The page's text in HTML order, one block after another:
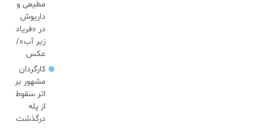
مطیعی و
داریوش
در «فریاد
زیر آب»/
عکس
کارگردان
مشهور بر
اثر سقوط
از پله
درگذشت